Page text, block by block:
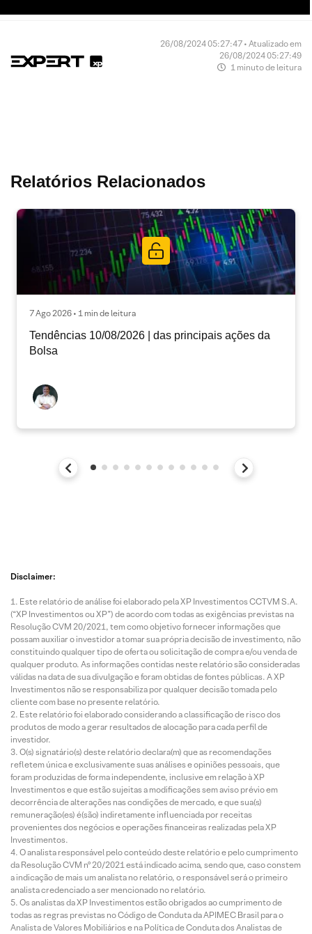
26/08/2024 05:27:47 • Atualizado em
26/08/2024 05:27:49
1 minuto de leitura
Relatórios Relacionados
7 Ago 2026 • 1 min de leitura
Tendências 10/08/2026 | das principais ações da
Bolsa
Disclaimer:
Este relatório de análise foi elaborado pela XP Investimentos CCTVM S.A.
(“XP Investimentos ou XP”) de acordo com todas as exigências previstas na
Resolução CVM 20/2021, tem como objetivo fornecer informações que
possam auxiliar o investidor a tomar sua própria decisão de investimento, não
constituindo qualquer tipo de oferta ou solicitação de compra e/ou venda de
qualquer produto. As informações contidas neste relatório são consideradas
válidas na data de sua divulgação e foram obtidas de fontes públicas. A XP
Investimentos não se responsabiliza por qualquer decisão tomada pelo
cliente com base no presente relatório.
Este relatório foi elaborado considerando a classificação de risco dos
produtos de modo a gerar resultados de alocação para cada perfil de
investidor.
O(s) signatário(s) deste relatório declara(m) que as recomendações
refletem única e exclusivamente suas análises e opiniões pessoais, que
foram produzidas de forma independente, inclusive em relação à XP
Investimentos e que estão sujeitas a modificações sem aviso prévio em
decorrência de alterações nas condições de mercado, e que sua(s)
remuneração(es) é(são) indiretamente influenciada por receitas
provenientes dos negócios e operações financeiras realizadas pela XP
Investimentos.
O analista responsável pelo conteúdo deste relatório e pelo cumprimento
da Resolução CVM nº 20/2021 está indicado acima, sendo que, caso constem
a indicação de mais um analista no relatório, o responsável será o primeiro
analista credenciado a ser mencionado no relatório.
Os analistas da XP Investimentos estão obrigados ao cumprimento de
todas as regras previstas no Código de Conduta da APIMEC Brasil para o
Analista de Valores Mobiliários e na Política de Conduta dos Analistas de